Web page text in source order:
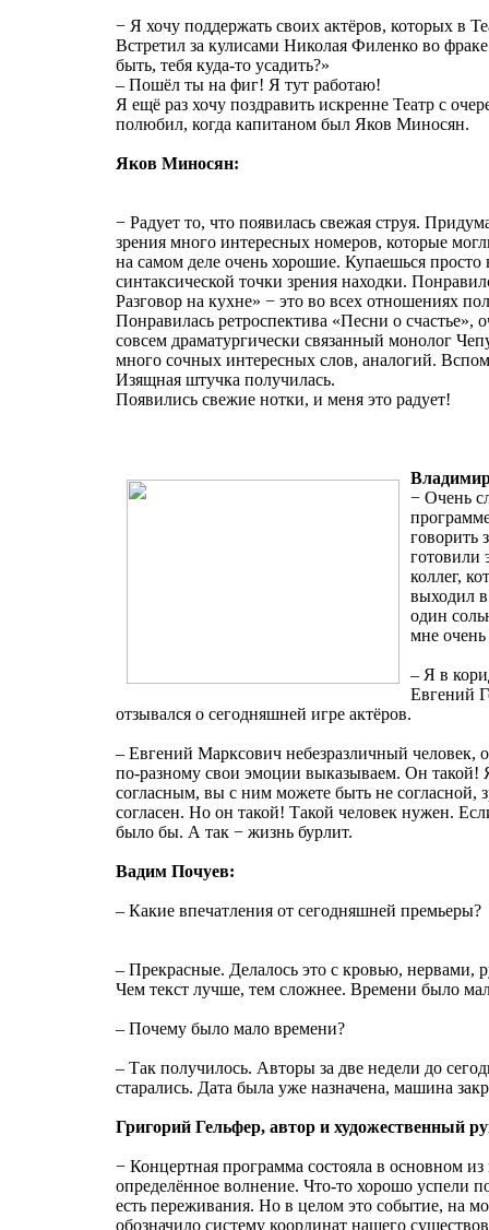
− Я хочу поддержать своих актёров, которых в
Встретил за кулисами Николая Филенко во
быть, тебя куда-то усадить?»
– Пошёл ты на фиг! Я тут работаю!
Я ещё раз хочу поздравить искренне Театр с
полюбил, когда капитаном был Яков Миносян.
Яков Миносян:
− Радует то, что появилась свежая струя.
зрения много интересных номеров, которые
на самом деле очень хорошие. Купаешься просто
синтаксической точки зрения находки.
Разговор на кухне» − это во всех отношениях
Понравилась ретроспектива «Песни о счастье»,
совсем драматургически связанный монолог
много сочных интересных слов, аналогий.
Изящная штучка получилась.
Появились свежие нотки, и меня это радует!
− Очень
говорить
готовили
коллег,
выходил
один
мне очень
– Я в
Евгений
отзывался о сегодняшней игре актёров.
– Евгений Марксович небезразличный
по-разному свои эмоции выказываем. Он такой!
согласным, вы с ним можете быть не согласной,
согласен. Но он такой! Такой человек нужен.
было бы. А так − жизнь бурлит.
Вадим Почуев:
– Какие впечатления от сегодняшней премьеры?
– Прекрасные. Делалось это с кровью, нервами,
Чем текст лучше, тем сложнее. Времени было
– Почему было мало времени?
– Так получилось. Авторы за две недели до
старались. Дата была уже назначена, машина
Григорий Гельфер, автор и художественный
− Концертная программа состояла в основном
определённое волнение. Что-то хорошо успели
есть переживания. Но в целом это событие, на
обозначило систему координат нашего